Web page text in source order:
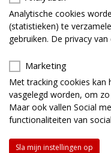
Analytische cookies
(statistieken) te
gebruiken. De privacy
Marketing
Met tracking cookies kan
vasgelegd worden, om
Maar ook vallen Social
functionaliteiten van
Sla mijn instellingen op